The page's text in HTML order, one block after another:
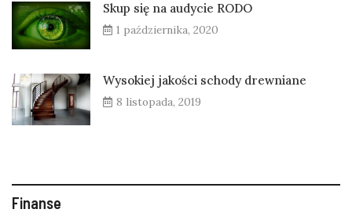
Skup się na audycie RODO
1 października, 2020
Wysokiej jakości schody drewniane
8 listopada, 2019
Finanse